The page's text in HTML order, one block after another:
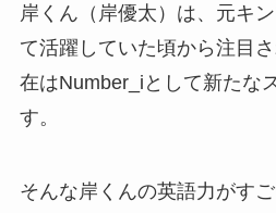
岸くん（岸優太）は、元キ
て活躍していた頃から注目
在はNumber_iとして新たな
す。
そんな岸くんの英語力がす